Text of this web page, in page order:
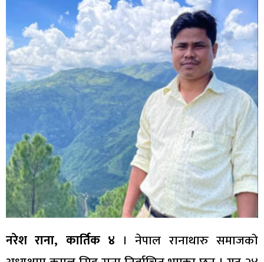
नरेश राना, कार्तिक ४ । नेपाल रानाथारु समाजको